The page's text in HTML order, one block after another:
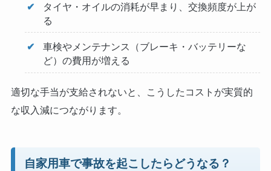
タイヤ・オイルの消耗が早まり、交換頻度が上が
る
車検やメンテナンス（ブレーキ・バッテリーな
ど）の費用が増える
適切な手当が支給されないと、こうしたコストが実質的
な収入減につながります。
自家用車で事故を起こしたらどうなる？